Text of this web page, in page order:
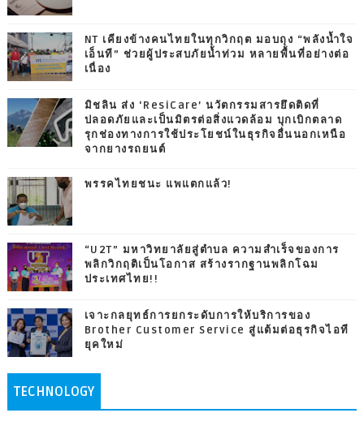
NT เคียงข้างคนไทยในทุกวิกฤต มอบถุง “พลังน้ำใจ
เอ็นที” ช่วยผู้ประสบภัยน้ำท่วม หลายพื้นที่อย่างต่อ
เนื่อง
มิชลิน ส่ง ‘ResiCare’ นวัตกรรมสารยึดติดที่
ปลอดภัยและเป็นมิตรต่อสิ่งแวดล้อม บุกเบิกตลาด
รุกช่องทางการใช้ประโยชน์ในธุรกิจอื่นนอกเหนือ
จากยางรถยนต์
พรรคไทยชนะ แพแตกแล้ว!
“U2T” มหาวิทยาลัยสู่ตำบล ความสำเร็จของการ
พลิกวิกฤติเป็นโอกาส สร้างรากฐานพลิกโฉม
ประเทศไทย!!
เจาะกลยุทธ์การยกระดับการให้บริการของ
Brother Customer Service สู่แต้มต่อธุรกิจไอที
ยุคใหม่
TECHNOLOGY